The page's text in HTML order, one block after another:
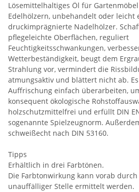
Lösemittelhaltiges Öl für
Edelhölzern, unbehandelt oder leicht
druckimprägnierte Nadelhölzer.
pflegeleichte Oberflächen, reguliert
Feuchtigkeitsschwankungen,
Wetterbeständigkeit, beugt dem
Strahlung vor, vermindert die
atmungsaktiv und blättert nicht ab.
Auffrischung einfach überarbeiten,
konsequent ökologische
holzschutzmittelfrei und erfüllt DIN
sogenannte Spielzeugnorm.
schweißecht nach DIN 53160.
Tipps
Erhältlich in drei Farbtönen.
Die Farbtonwirkung kann vorab
unauffälliger Stelle ermittelt werden.